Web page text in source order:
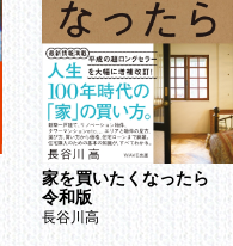
る～乳児・幼年期～
な幼児教育か
～
ら別れます～財産分与～
育費～
がるわけではない
家を買いたくなったら
令和版
長谷川高